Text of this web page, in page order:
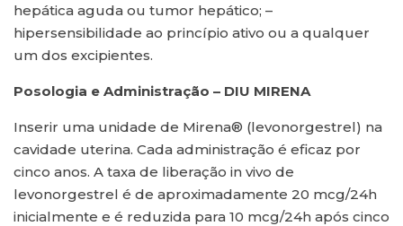
hepática aguda ou tumor hepático; –
hipersensibilidade ao princípio ativo ou a qualquer
um dos excipientes.
Posologia e Administração – DIU MIRENA
Inserir uma unidade de Mirena® (levonorgestrel) na
cavidade uterina. Cada administração é eficaz por
cinco anos. A taxa de liberação in vivo de
levonorgestrel é de aproximadamente 20 mcg/24h
inicialmente e é reduzida para 10 mcg/24h após cinco